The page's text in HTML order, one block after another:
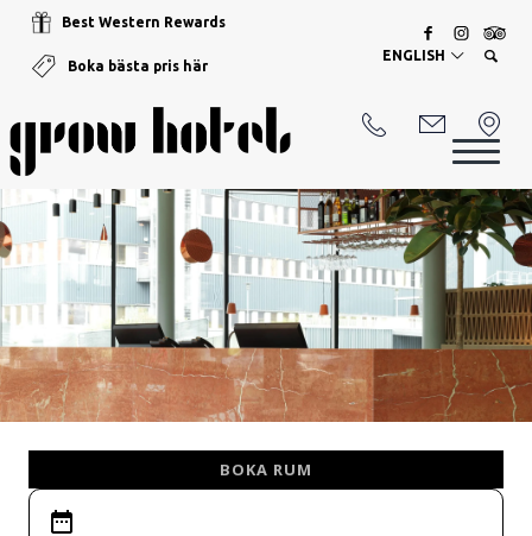
Best Western Rewards
Boka bästa pris här
ENGLISH
BOKA RUM